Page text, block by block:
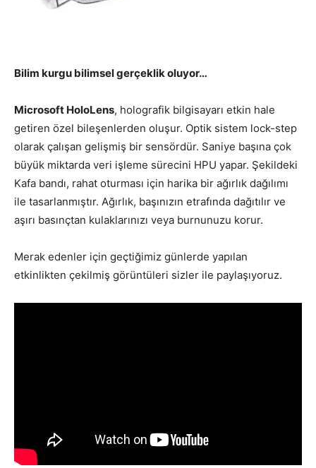
Bilim kurgu bilimsel gerçeklik oluyor…
Microsoft HoloLens, holografik bilgisayarı etkin hale
getiren özel bileşenlerden oluşur. Optik sistem lock-step
olarak çalışan gelişmiş bir sensördür. Saniye başına çok
büyük miktarda veri işleme sürecini HPU yapar. Şekildeki
Kafa bandı, rahat oturması için harika bir ağırlık dağılımı
ile tasarlanmıştır. Ağırlık, başınızın etrafında dağıtılır ve
aşırı basınçtan kulaklarınızı veya burnunuzu korur.
Merak edenler için geçtiğimiz günlerde yapılan
etkinlikten çekilmiş görüntüleri sizler ile paylaşıyoruz.